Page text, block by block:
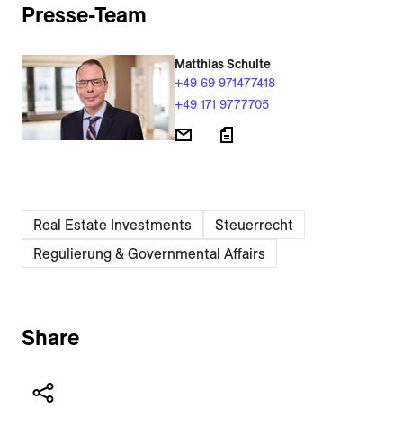
Presse-Team
Matthias Schulte
+49 69 971477418
+49 171 9777705
Real Estate Investments
Steuerrecht
Regulierung & Governmental Affairs
Share